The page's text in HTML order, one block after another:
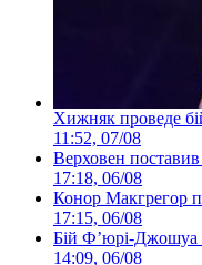
Хижняк проведе
11:52, 07/08
Верховен
17:18, 06/08
Конор Макгрегор
17:15, 06/08
Бій Ф’юрі-Джошуа
14:09, 06/08